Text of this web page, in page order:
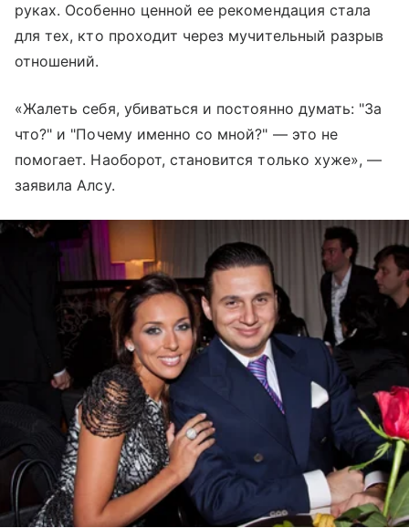
руках. Особенно ценной ее рекомендация стала
для тех, кто проходит через мучительный разрыв
отношений.
«Жалеть себя, убиваться и постоянно думать: "За
что?" и "Почему именно со мной?" — это не
помогает. Наоборот, становится только хуже», —
заявила Алсу.